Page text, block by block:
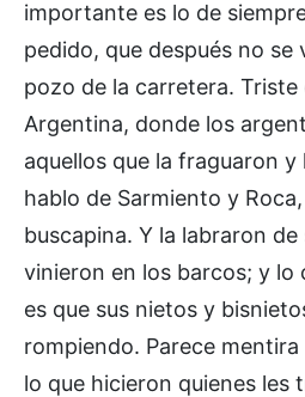
importante es lo de
pedido, que después no se
pozo de la carretera.
Argentina, donde los
aquellos que la fraguaron y
hablo de Sarmiento y
buscapina. Y la labraron de
vinieron en los barcos; y lo
es que sus nietos y
rompiendo. Parece
lo que hicieron quienes les